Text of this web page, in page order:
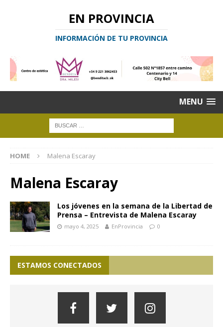
EN PROVINCIA
INFORMACIÓN DE TU PROVINCIA
MENU
HOME Malena Escaray
Malena Escaray
Los jóvenes en la semana de la Libertad de
Prensa – Entrevista de Malena Escaray
mayo 4, 2025 EnProvincia 0
ESTAMOS CONECTADOS